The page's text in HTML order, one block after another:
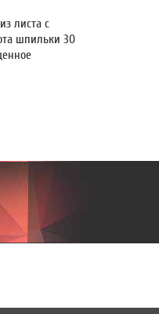
листа с
шпильки 30